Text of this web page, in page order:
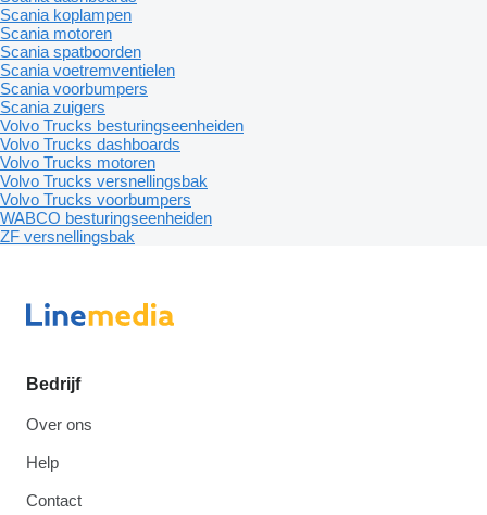
Scania koplampen
Scania motoren
Scania spatboorden
Scania voetremventielen
Scania voorbumpers
Scania zuigers
Volvo Trucks besturingseenheiden
Volvo Trucks dashboards
Volvo Trucks motoren
Volvo Trucks versnellingsbak
Volvo Trucks voorbumpers
WABCO besturingseenheiden
ZF versnellingsbak
Bedrijf
Over ons
Help
Contact